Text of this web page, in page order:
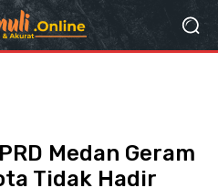
Medan Geram
Tidak Hadir